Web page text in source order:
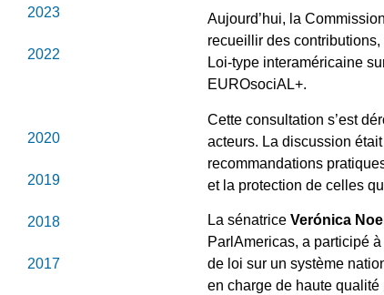
2023
2022
2020
2019
2018
2017
Aujourd’hui, la
recueillir des
Loi-type interaméricaine
EUROsociAL+.
Cette consultation s’est
acteurs. La discussion
recommandations
et la protection de celles
La sénatriceVerónica
ParlAmericas, a participé
de loi sur un système
en charge de haute